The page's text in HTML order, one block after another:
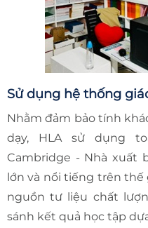
Sử dụng hệ thống
Nhằm đảm bảo tính
dạy, HLA sử dụng
Cambridge - Nhà xuất
lớn và nổi tiếng trên thế
nguồn tư liệu chất
sánh kết quả học tập